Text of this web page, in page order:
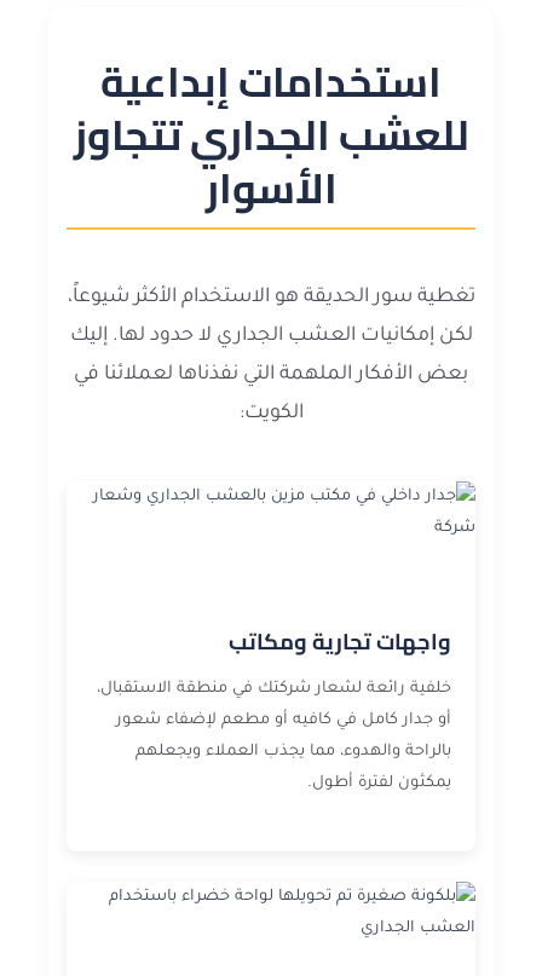
استخدامات إبداعية
للعشب الجداري تتجاوز
الأسوار
تغطية سور الحديقة هو الاستخدام الأكثر شيوعاً،
لكن إمكانيات العشب الجداري لا حدود لها. إليك
بعض الأفكار الملهمة التي نفذناها لعملائنا في
الكويت:
واجهات تجارية ومكاتب
خلفية رائعة لشعار شركتك في منطقة الاستقبال،
أو جدار كامل في كافيه أو مطعم لإضفاء شعور
بالراحة والهدوء، مما يجذب العملاء ويجعلهم
يمكثون لفترة أطول.